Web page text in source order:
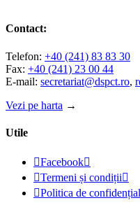
Contact:
Telefon: +40 (241) 83 83 30
Fax: +40 (241) 23 00 44
E-mail: secretariat@dspct.ro,
Vezi pe harta →
Utile
Facebook
Termeni și condiții
Politica de